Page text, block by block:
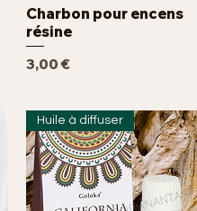
Aperçu rapide
Charbon pour encens
résine
Prix
3,00 €
Huile à diffuser